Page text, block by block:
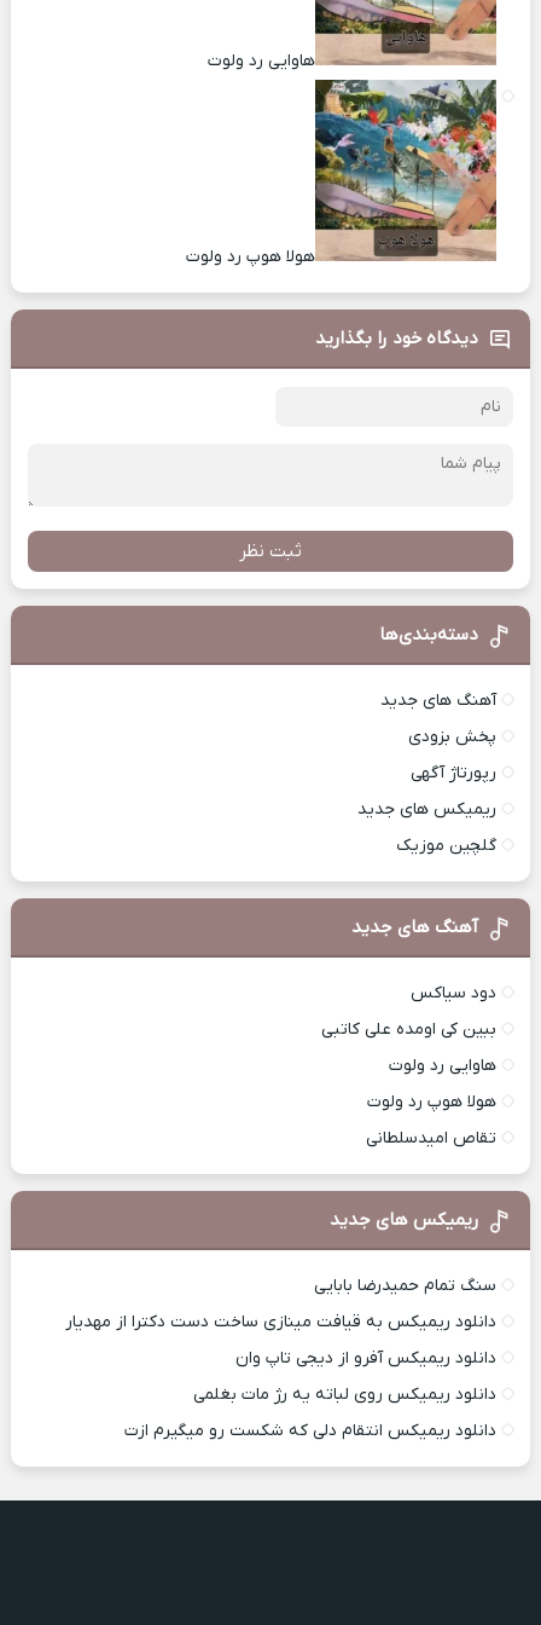
هاوایی رد ولوت
هولا هوپ رد ولوت
دیدگاه خود را بگذارید
ثبت نظر
دسته‌بندی‌ها
آهنگ های جدید
پخش بزودی
رپورتاژ آگهی
ریمیکس های جدید
گلچین موزیک
آهنگ های جدید
دود سیاکس
ببین کی اومده علی کاتبی
هاوایی رد ولوت
هولا هوپ رد ولوت
تقاص امیدسلطانی
ریمیکس های جدید
سنگ تمام حمیدرضا بابایی
دانلود ریمیکس به قیافت مینازی ساخت دست دکترا از مهدیار
دانلود ریمیکس آفرو از ديجی تاپ وان
دانلود ریمیکس روی لباته یه رژ مات بغلمی
دانلود ریمیکس انتقام دلی که شکست رو میگیرم ازت